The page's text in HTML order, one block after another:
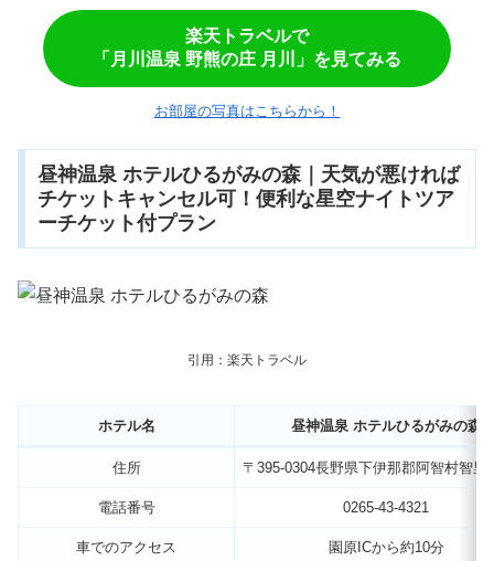
楽天トラベルで
「月川温泉 野熊の庄 月川」を見てみる
お部屋の写真はこちらから！
昼神温泉 ホテルひるがみの森｜天気が悪ければ
チケットキャンセル可！便利な星空ナイトツア
ーチケット付プラン
引用：楽天トラベル
ホテル名 昼神温泉 ホテルひるがみの森
住所 〒395-0304長野県下伊那郡阿智村智里
電話番号 0265-43-4321
車でのアクセス 園原ICから約10分